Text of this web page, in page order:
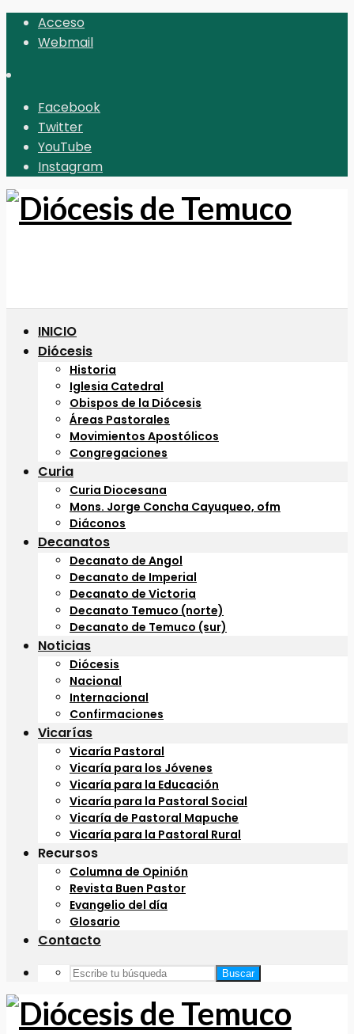
Acceso
Webmail
Facebook
Twitter
YouTube
Instagram
INICIO
Diócesis
Historia
Iglesia Catedral
Obispos de la Diócesis
Áreas Pastorales
Movimientos Apostólicos
Congregaciones
Curia
Curia Diocesana
Mons. Jorge Concha Cayuqueo, ofm
Diáconos
Decanatos
Decanato de Angol
Decanato de Imperial
Decanato de Victoria
Decanato Temuco (norte)
Decanato de Temuco (sur)
Noticias
Diócesis
Nacional
Internacional
Confirmaciones
Vicarías
Vicaría Pastoral
Vicaría para los Jóvenes
Vicaría para la Educación
Vicaría para la Pastoral Social
Vicaría de Pastoral Mapuche
Vicaría para la Pastoral Rural
Recursos
Columna de Opinión
Revista Buen Pastor
Evangelio del día
Glosario
Contacto
Buscar